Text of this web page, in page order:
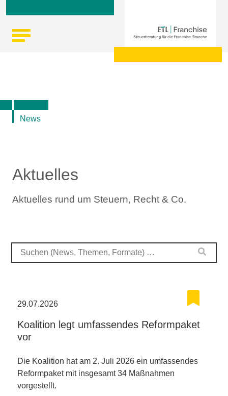
Skip
content
Finanzen
News
Aktuelles
Aktuelles rund um Steuern, Recht & Co.
29.07.2026
Koalition legt umfassendes Reformpaket
vor
Die Koalition hat am 2. Juli 2026 ein umfassendes
Reformpaket mit insgesamt 34 Maßnahmen
vorgestellt.